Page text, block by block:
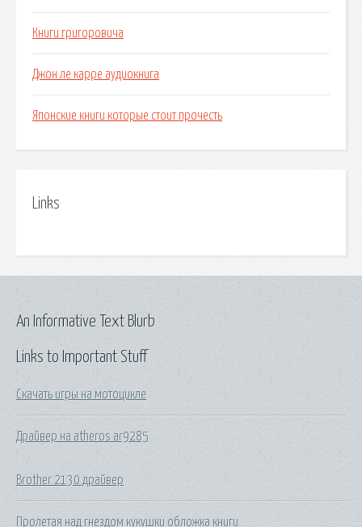
Книги григоровича
Джон ле карре аудиокнига
Японские книги которые стоит прочесть
Links
Links to Important Stuff
Скачать игры на мотоцикле
Драйвер на atheros ar9285
Brother 2130 драйвер
Пролетая над гнездом кукушки обложка книги
An Informative Text Blurb